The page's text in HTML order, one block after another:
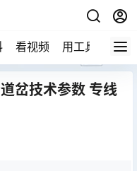
看视频 用工具 论技
岔技术参数 专线